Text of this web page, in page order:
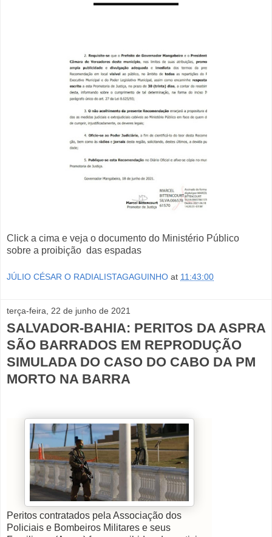
Click a cima e veja o documento do Ministério Público
sobre a proibição das espadas
JÚLIO CÉSAR O RADIALISTAGAGUINHO at 11:43:00
terça-feira, 22 de junho de 2021
SALVADOR-BAHIA: PERITOS DA ASPRA
SÃO BARRADOS EM REPRODUÇÃO
SIMULADA DO CASO DO CABO DA PM
MORTO NA BARRA
Peritos contratados pela Associação dos
Policiais e Bombeiros Militares e seus